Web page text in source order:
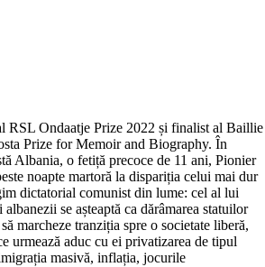
RSL Ondaatje Prize 2022 și finalist al Baillie
Prize for Memoir and Biography. În
Albania, o fetiță precoce de 11 ani, Pionier
noapte martoră la dispariția celui mai dur
dictatorial comunist din lume: cel al lui
se așteaptă ca dărâmarea statuilor
marcheze tranziția spre o societate liberă,
urmează aduc cu ei privatizarea de tipul
masivă, inflația, jocurile